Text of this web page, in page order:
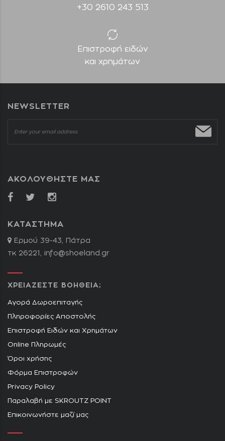
+30 2610 243 513
Επιστροφή ειδών
και χρημάτων
NEWSLETTER
ΑΚΟΛΟΥΘΗΣΤΕ ΜΑΣ
ΚΑΤΑΣΤΗΜΑ
Ερμού 39-43, Πάτρα
τκ 26221, info@shoeland.gr
ΧΡΕΙΑΖΕΣΤΕ ΒΟΗΘΕΙΑ;
Αγορά Δωροεπιταγής
Πληροφορίες Αποστολής
Επιστροφή Ειδών και Χρημάτων
Online Πληρωμές
Όροι χρήσης
Φόρμα Επιστροφών
Privacy Policy
Παραλαβή με SKROUTZ POINT
Επικοινωνήστε μαζί μας